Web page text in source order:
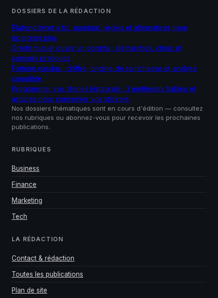
DOSSIERS DE LA RÉDACTION
Plafond livret a lcl : montant, règles et alternatives pour
épargner plus
Crédit mutuel ouvrir un compte : démarches, choix et
conseils pratiques
Fortune nasdas : chiffre, origine de sa richesse et analyse
complète
Programmer vos stories Instagram : 3 méthodes fiables et
astuces pour conserver vos stickers
Nos dossiers thématiques sont en cours d'édition — consultez
nos rubriques ou abonnez-vous pour recevoir les prochaines
publications.
RUBRIQUES
Business
Finance
Marketing
Tech
LA RÉDACTION
Contact & rédaction
Toutes les publications
Plan de site